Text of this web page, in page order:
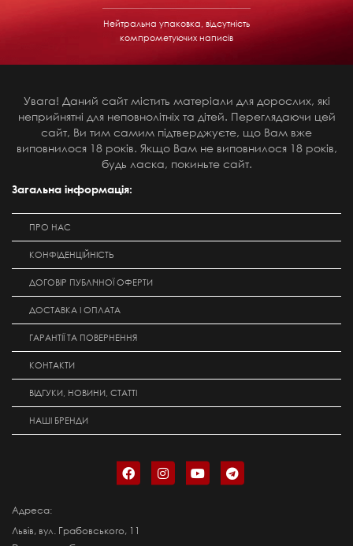
Нейтральна упаковка, відсутність
компрометуючих написів
Увага! Даний сайт містить матеріали для дорослих, які
неприйнятні для неповнолітніх та дітей. Переглядаючи цей
сайт, Ви тим самим підтверджуєте, що Вам вже
виповнилося 18 років. Якщо Вам не виповнилося 18 років,
будь ласка, покиньте сайт.
Загальна інформація:
ПРО НАС
КОНФІДЕНЦІЙНІСТЬ
ДОГОВІР ПУБЛІЧНОЇ ОФЕРТИ
ДОСТАВКА І ОПЛАТА
ГАРАНТІЇ ТА ПОВЕРНЕННЯ
КОНТАКТИ
ВІДГУКИ, НОВИНИ, СТАТТІ
НАШІ БРЕНДИ
Адреса:
Львів, вул. Грабовського, 11